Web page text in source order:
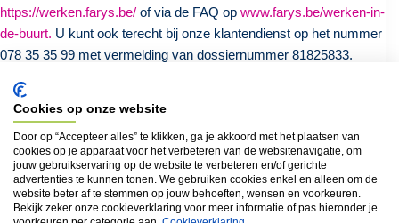
https://werken.farys.be/ of via de FAQ op www.farys.be/werken-in-
de-buurt. U kunt ook terecht bij onze klantendienst op het nummer
078 35 35 99 met vermelding van dossiernummer 81825833.
Terug naar het overzicht
Locatie
Cookies op onze website
Door op “Accepteer alles” te klikken, ga je akkoord met het plaatsen van
cookies op je apparaat voor het verbeteren van de websitenavigatie, om
jouw gebruikservaring op de website te verbeteren en/of gerichte
advertenties te kunnen tonen. We gebruiken cookies enkel en alleen om de
website beter af te stemmen op jouw behoeften, wensen en voorkeuren.
Bekijk zeker onze cookieverklaring voor meer informatie of pas hieronder je